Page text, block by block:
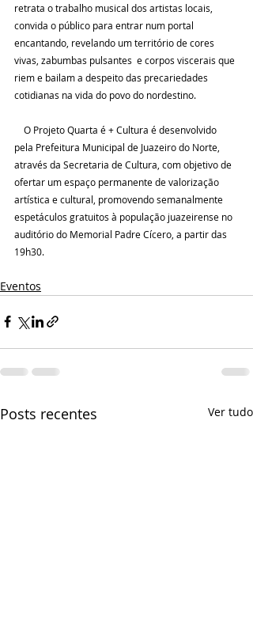
retrata o trabalho musical dos artistas locais,
convida o público para entrar num portal
encantando, revelando um território de cores
vivas, zabumbas pulsantes  e corpos viscerais que
riem e bailam a despeito das precariedades
cotidianas na vida do povo do nordestino.
pela Prefeitura Municipal de Juazeiro do Norte,
através da Secretaria de Cultura, com objetivo de
ofertar um espaço permanente de valorização
artística e cultural, promovendo semanalmente
espetáculos gratuitos à população juazeirense no
auditório do Memorial Padre Cícero, a partir das
19h30.
Eventos
Posts recentes Ver tudo